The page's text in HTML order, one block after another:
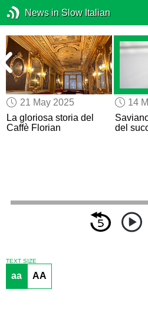
News in Slow Italian
21 May 2025
La gloriosa storia del
Caffè Florian
14
del
TEXT SIZE
aa AA